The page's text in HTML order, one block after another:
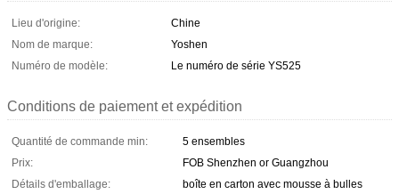
Lieu d'origine:
Chine
Nom de marque:
Yoshen
Numéro de modèle:
Le numéro de série YS525
Conditions de paiement et expédition
Quantité de commande min:
5 ensembles
Prix:
FOB Shenzhen or Guangzhou
Détails d'emballage:
boîte en carton avec mousse à bulles